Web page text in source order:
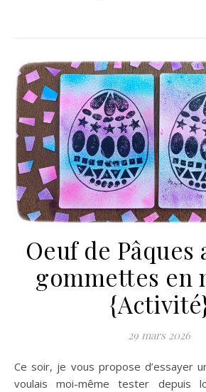
Oeuf de Pâques
gommettes en
29 mars 2026
Ce soir, je vous propose d’essayer une technique que je
voulais moi-même tester depuis